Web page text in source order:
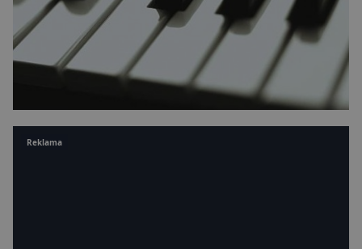
Reklama